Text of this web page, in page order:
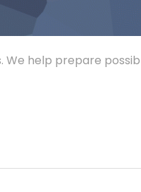
We help prepare